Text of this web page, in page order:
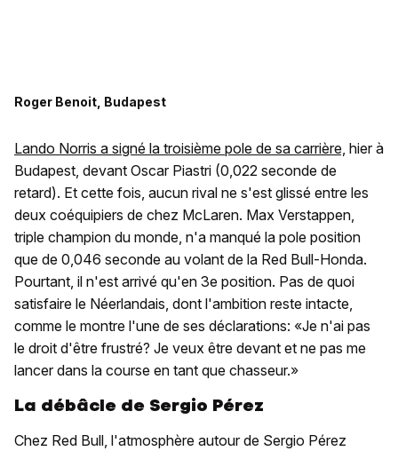
Roger Benoit, Budapest
Lando Norris a signé la troisième pole de sa carrière, hier à
Budapest, devant Oscar Piastri (0,022 seconde de
retard). Et cette fois, aucun rival ne s'est glissé entre les
deux coéquipiers de chez McLaren. Max Verstappen,
triple champion du monde, n'a manqué la pole position
que de 0,046 seconde au volant de la Red Bull-Honda.
Pourtant, il n'est arrivé qu'en 3e position. Pas de quoi
satisfaire le Néerlandais, dont l'ambition reste intacte,
comme le montre l'une de ses déclarations: «Je n'ai pas
le droit d'être frustré? Je veux être devant et ne pas me
lancer dans la course en tant que chasseur.»
La débâcle de Sergio Pérez
Chez Red Bull, l'atmosphère autour de Sergio Pérez